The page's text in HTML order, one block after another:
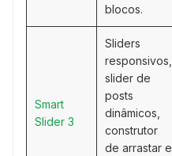
blocos.
Smart
Slider 3
Sliders
responsivos,
slider de
posts
dinâmicos,
construtor
de arrastar e